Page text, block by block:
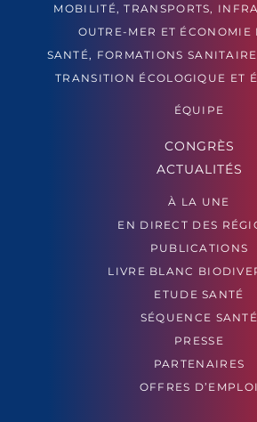
MOBILITÉ, TRANSPORTS,
OUTRE-MER ET ÉCONOMIE
SANTÉ, FORMATIONS
TRANSITION ÉCOLOGIQUE ET
ÉQUIPE
CONGRÈS
ACTUALITÉS
À LA UNE
EN DIRECT DES
PUBLICATIONS
LIVRE BLANC
ETUDE SANTÉ
SÉQUENCE SANTÉ
PRESSE
PARTENAIRES
OFFRES D’EMPLOI